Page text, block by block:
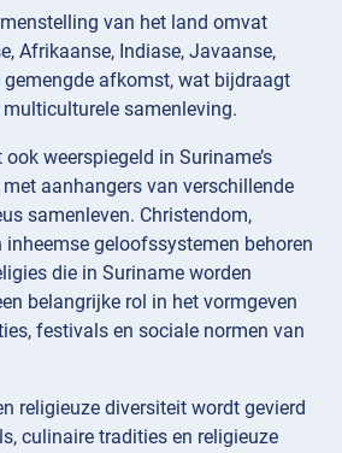
van het land omvat
Afrikaanse, Indiase, Javaanse,
gemengde afkomst, wat bijdraagt
samenleving.
weerspiegeld in Suriname’s
aanhangers van verschillende
samenleven. Christendom,
inheemse geloofssystemen behoren
die in Suriname worden
belangrijke rol in het vormgeven
festivals en sociale normen van
religieuze diversiteit wordt gevierd
culinaire tradities en religieuze